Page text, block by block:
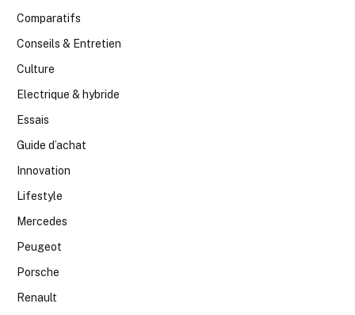
Comparatifs
Conseils & Entretien
Culture
Electrique & hybride
Essais
Guide d’achat
Innovation
Lifestyle
Mercedes
Peugeot
Porsche
Renault